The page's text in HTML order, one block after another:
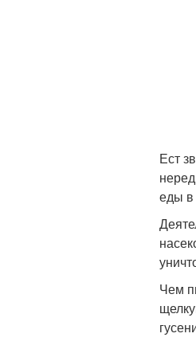
Ест
еды в
Чем